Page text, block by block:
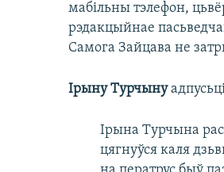
мабільны тэлефон,
рэдакцыйнае
Самога Зайцава не
Ірыну Турчыну
Ірына Турчына
цягнуўся каля